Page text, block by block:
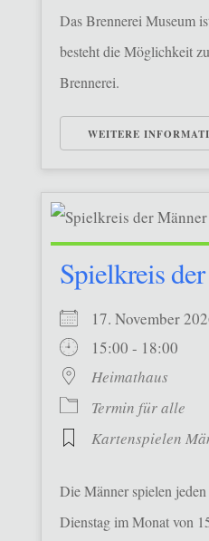
Das Brennerei Museum
besteht die Möglichkeit
Brennerei.
WEITERE
Spielkreis
17. November
15:00 - 18:00
Heimathaus
Termin für alle
Kartenspielen
Die Männer spielen
Dienstag im Monat von